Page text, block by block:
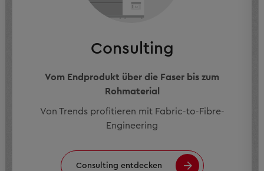
Consulting
Vom Endprodukt über die Faser bis zum
Rohmaterial
Von Trends profitieren mit Fabric-to-Fibre-
Engineering
Consulting entdecken